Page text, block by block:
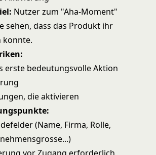
Nutzer zum "Aha-Moment"
sehen, dass das Produkt ihr
konnte.
erste bedeutungsvolle Aktion
die aktivieren
(Name, Firma, Rolle,